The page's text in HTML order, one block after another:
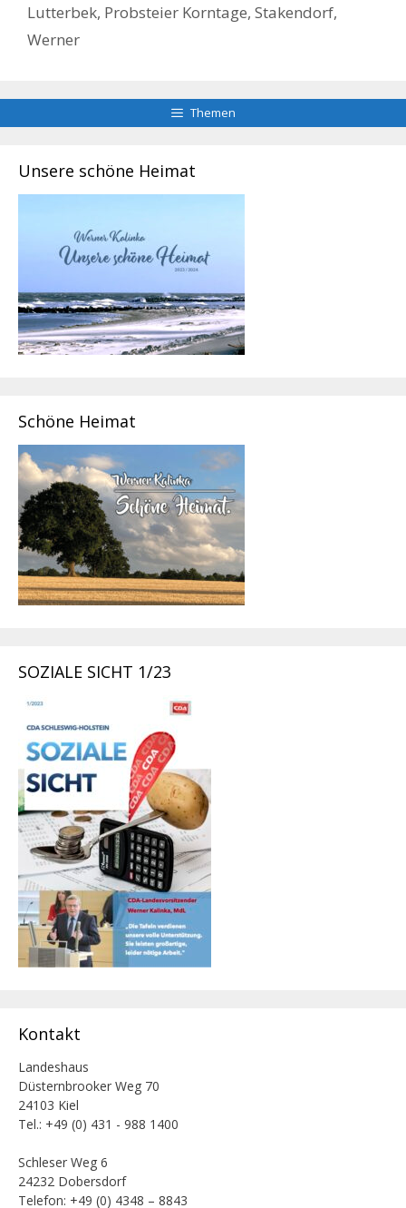
Lutterbek, Probsteier Korntage, Stakendorf,
Werner
Themen
Unsere schöne Heimat
Schöne Heimat
SOZIALE SICHT 1/23
Kontakt
Landeshaus
Düsternbrooker Weg 70
24103 Kiel
Tel.: +49 (0) 431 - 988 1400
Schleser Weg 6
24232 Dobersdorf
Telefon: +49 (0) 4348 – 8843